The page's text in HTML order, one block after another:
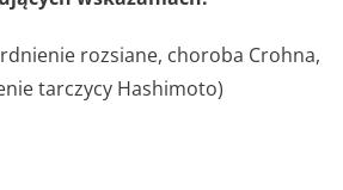
rozsiane, choroba Crohna,
tarczycy Hashimoto)